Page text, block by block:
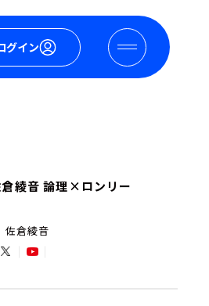
グイン
綾音 論理×ロンリー
佐倉綾音